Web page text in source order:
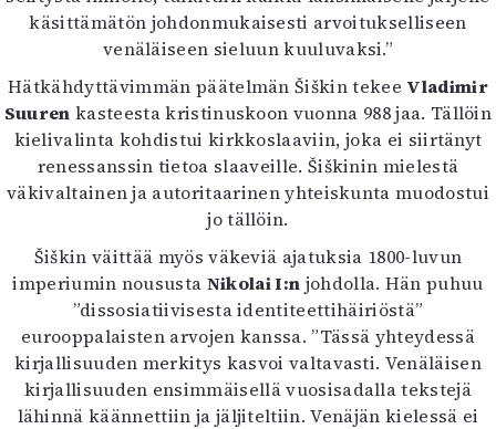
käsittämätön johdonmukaisesti arvoitukselliseen
venäläiseen sieluun kuuluvaksi.”
Hätkähdyttävimmän päätelmän Šiškin tekee Vladimir
Suuren kasteesta kristinuskoon vuonna 988 jaa. Tällöin
kielivalinta kohdistui kirkkoslaaviin, joka ei siirtänyt
renessanssin tietoa slaaveille. Šiškinin mielestä
väkivaltainen ja autoritaarinen yhteiskunta muodostui
jo tällöin.
Šiškin väittää myös väkeviä ajatuksia 1800-luvun
imperiumin noususta Nikolai I:n johdolla. Hän puhuu
”dissosiatiivisesta identiteettihäiriöstä”
eurooppalaisten arvojen kanssa. ”Tässä yhteydessä
kirjallisuuden merkitys kasvoi valtavasti. Venäläisen
kirjallisuuden ensimmäisellä vuosisadalla tekstejä
lähinnä käännettiin ja jäljiteltiin. Venäjän kielessä ei